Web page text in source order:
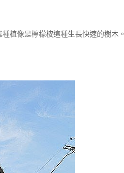
像是檸檬桉這種生長快速的樹木。